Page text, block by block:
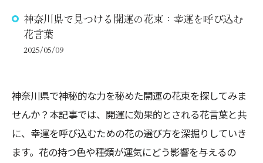
神奈川県で見つける開運の花束：幸運を呼び込む
花言葉
2025/05/09
神奈川県で神秘的な力を秘めた開運の花束を探してみま
せんか？本記事では、開運に効果的とされる花言葉と共
に、幸運を呼び込むための花の選び方を深掘りしていき
ます。花の持つ色や種類が運気にどう影響を与えるの